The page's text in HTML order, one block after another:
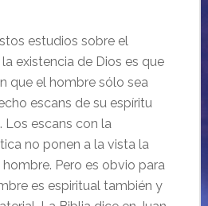
estudios sobre el
existencia de Dios es que
que el hombre sólo sea
escans de su espíritu
Los escans con la
no ponen a la vista la
Pero es obvio para
es espiritual también y